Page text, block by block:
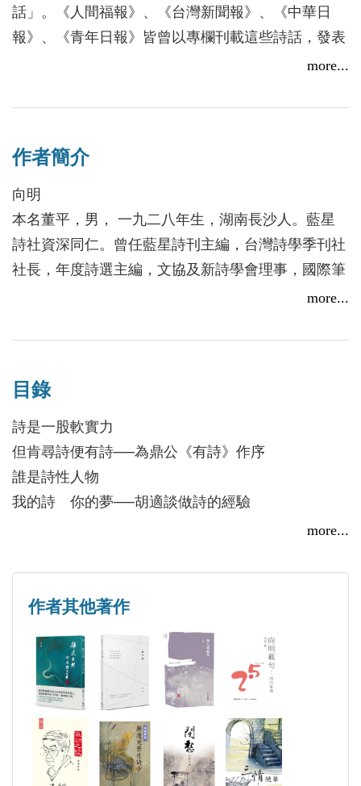
2016/06/22
2015/11/18
話」。《人間福報》、《台灣新聞報》、《中華日
報》、《青年日報》皆曾以專欄刊載這些詩話，發表
後廣受讀者與愛詩人歡迎，《新詩一百問》更成為多
本書為詩人向明集結過去幾年發表過或未發表的詩評
波絲卡到卡夫卡，從李白到洛夫，既論現代詩的美感
與發展，兼談詩人之自處與創作。讀者若能按圖索
驥，自會發現詩人瘂弦稱讚向明的詩話「鉤稽沉珠，
闢舊闡新」，絕非過譽。
more...
作者簡介
向明
本名董平，男， 一九二八年生，湖南長沙人。藍星
詩社資深同仁。曾任藍星詩刊主編，台灣詩學季刊社
社長，年度詩選主編，文協及新詩學會理事，國際筆
會（INTERNATIONAL P.E.N.）會員，國際華文詩人
文藝獎、中國當代詩魂金獎、世界藝術與文化學院於
國內外各大詩選文選，並為報紙專欄作家。出版有詩
集十四冊，詩話及詩隨筆六冊、散文及童話各兩冊、
譯詩集一冊、合編選集三冊。作品被譯成英、法、
德、比、日、韓、斯洛伐克、馬來西亞等國文字。
more...
目錄
詩是一股軟實力
但肯尋詩便有詩──為鼎公《有詩》作序
誰是詩性人物
我的詩 你的夢──胡適談做詩的經驗
詩人要對自己負責
談發展中的詩的越界表現──大家一起來玩詩
由詩而魔‧由魔而禪──讀洛夫新詩集《禪魔共舞》
為啥會〈變壞〉
我是一隻令人難以置信的鳥──卡夫卡眼中的詩人
為《青田七六》解密──在亮軒新書發表會上說的話
詩人與聖人
深化抑淡化
more...
作者其他著作